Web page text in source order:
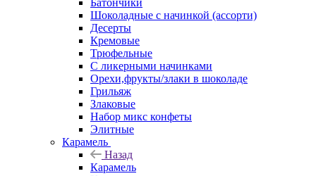
Батончики
Шоколадные с начинкой (ассорти)
Десерты
Кремовые
Трюфельные
С ликерными начинками
Орехи,фрукты/злаки в шоколаде
Грильяж
Злаковые
Набор микс конфеты
Элитные
Карамель
Назад
Карамель